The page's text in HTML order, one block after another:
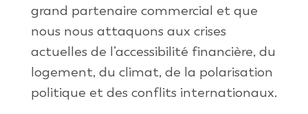
grand partenaire commercial et que
nous nous attaquons aux crises
actuelles de l’accessibilité financière, du
logement, du climat, de la polarisation
politique et des conflits internationaux.